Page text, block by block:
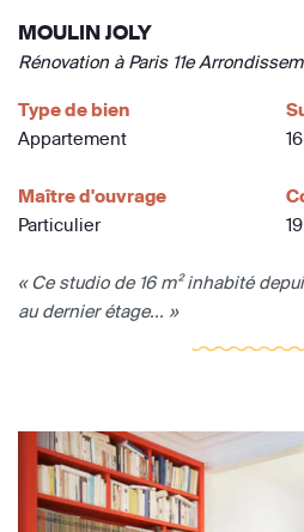
MOULIN JOLY
Rénovation à Paris 11e
Type de bien
Appartement
Maître d'ouvrage
Particulier
« Ce studio de 16 m² inhabité
au dernier étage... »